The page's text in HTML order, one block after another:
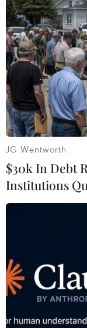
nước Rosatom
Trung
quan hệ với
18/08/2018 03:32
Ngoại trưởng
nhân, hay còn
diện (JCPOA),
JG Wentworth
$30k In Debt
Institutions